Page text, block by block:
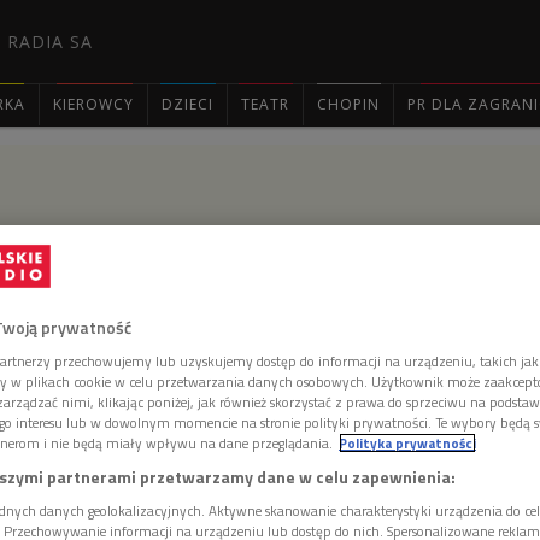
RADIA SA
KIEROWCY DZIECI TEATR CHOPIN PR DLA
i społeczne zaangażowanie
się inspiracją dla sztuki, jasełek i wielkich inicjatyw
mobilizuje tysiące ludzi w Polsce do wspólnego
Orszaki Trzech Króli i dlaczego to święto stało się
działań inspirowanych wiarą? Rozmowa o
tradycję z aktywnością społeczną.
prywatność
przechowujemy lub uzyskujemy dostęp do informacji na urządzeniu, takich
w plikach cookie w celu przetwarzania danych osobowych. Użytkownik może
nimi, klikając poniżej, jak również skorzystać z prawa do sprzeciwu na
interesu lub w dowolnym momencie na stronie polityki prywatności. Te wybory będą
i nie będą miały wpływu na dane przeglądania. Polityka prywatności
partnerami przetwarzamy dane w celu zapewnienia:
danych geolokalizacyjnych. Aktywne skanowanie charakterystyki urządzenia do
informacji na urządzeniu lub dostęp do nich. Spersonalizowane